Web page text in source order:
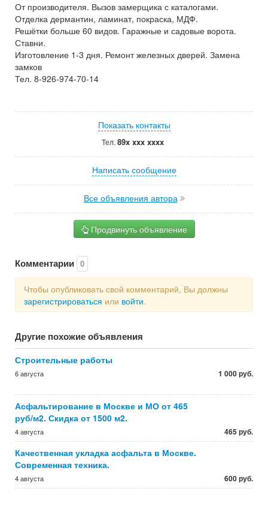
От производителя. Вызов замерщика с каталогами.
Отделка дермантин, ламинат, покраска, МДФ.
Решётки больше 60 видов. Гаражные и садовые ворота.
Ставни.
Изготовление 1-3 дня. Ремонт железных дверей. Замена
замков
Тел. 8-926-974-70-14
Показать контакты
Тел. 89x xxx xxxx
Написать сообщение
Все объявления автора
Продвинуть объявление
Комментарии 0
Чтобы опубликовать свой комментарий, Вы должны
зарегистрироваться или войти.
Другие похожие объявления
Строительные работы
6 августа 1 000 руб.
Асфальтирование в Москве и МО от 465
руб/м2. Скидка от 1500 м2.
4 августа 465 руб.
Качественная укладка асфальта в Москве.
Современная техника.
4 августа 600 руб.